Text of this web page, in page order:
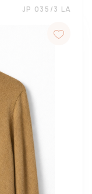
JP 035/3 LA